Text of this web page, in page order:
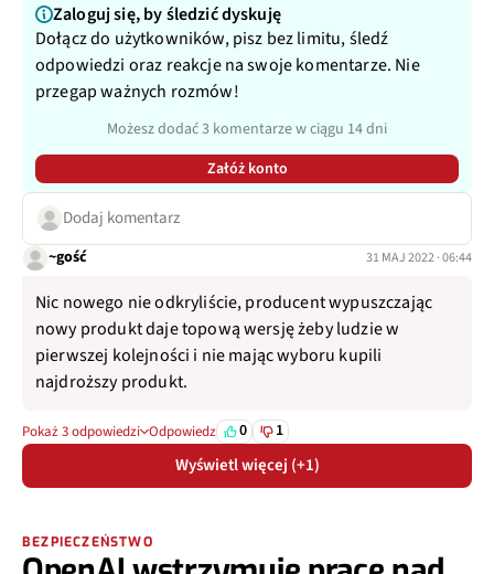
Zaloguj się, by śledzić dyskuję
Dołącz do użytkowników, pisz bez limitu, śledź
odpowiedzi oraz reakcje na swoje komentarze. Nie
przegap ważnych rozmów!
Możesz dodać 3 komentarze w ciągu 14 dni
Załóż konto
Dodaj komentarz
~gość 31 MAJ 2022 · 06:44
Nic nowego nie odkryliście, producent wypuszczając
nowy produkt daje topową wersję żeby ludzie w
pierwszej kolejności i nie mając wyboru kupili
najdroższy produkt.
Pokaż 3 odpowiedzi Odpowiedz 0 1
Wyświetl więcej (+1)
BEZPIECZEŃSTWO